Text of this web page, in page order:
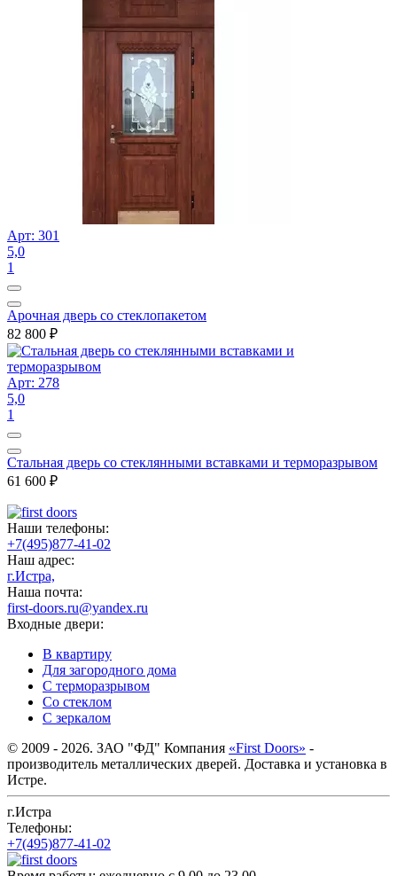
Арт: 301
5,0
1
Арочная дверь со стеклопакетом
82 800 ₽
Арт: 278
5,0
1
Стальная дверь со стеклянными вставками и терморазрывом
61 600 ₽
Наши телефоны:
+7(495)877-41-02
Наш адрес:
г.Истра,
Наша почта:
first-doors.ru@yandex.ru
Входные двери:
В квартиру
Для загородного дома
С терморазрывом
Со стеклом
С зеркалом
© 2009 - 2026. ЗАО "ФД" Компания «First Doors» -
производитель металлических дверей. Доставка и установка в
Истре.
г.Истра
Телефоны:
+7(495)877-41-02